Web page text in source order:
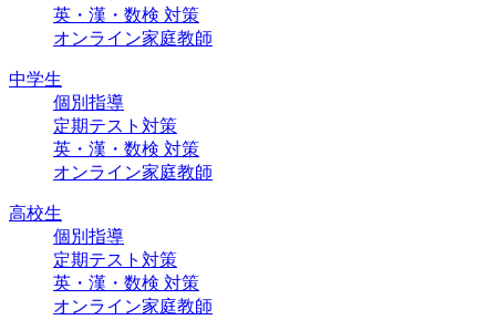
英・漢・数検 対策
オンライン家庭教師
中学生
個別指導
定期テスト対策
英・漢・数検 対策
オンライン家庭教師
高校生
個別指導
定期テスト対策
英・漢・数検 対策
オンライン家庭教師